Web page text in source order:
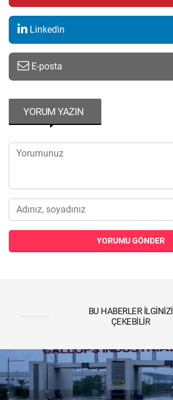
Linkedin
E-posta
YORUM YAZIN
YORUMU GÖNDER
BU HABERLER İLGINIZI
ÇEKEBILIR